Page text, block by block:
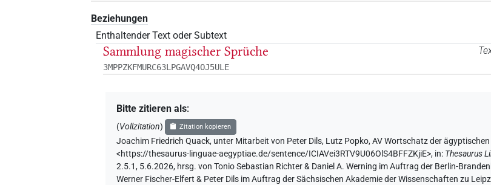
Beziehungen
Enthaltender Text oder Subtext
Sammlung magischer Sprüche
3MPPZKFMURC63LPGAVQ4OJ5ULE
Bitte zitieren als:
(Vollzitation) Zitation kopieren
Joachim Friedrich Quack, unter Mitarbeit von Peter Dils, Lutz Popko,AV Wortschatz der
<https://thesaurus-linguae-aegyptiae.de/sentence/ICIAVei3RTV9U06OlS4BFFZKjiE>, in: Thesaurus
2.5.1, 5.6.2026, hrsg. von Tonio Sebastian Richter & Daniel A. Werning im Auftrag der Berlin-
Werner Fischer-Elfert & Peter Dils im Auftrag der Sächsischen Akademie der Wissenschaften zu